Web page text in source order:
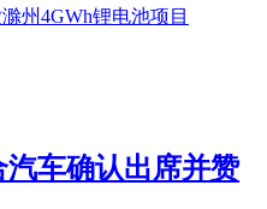
州4GWh锂电池项目
车确认出席并赞